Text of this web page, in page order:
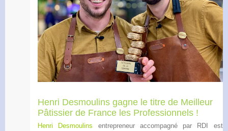
Henri Desmoulins gagne le titre de Meilleur
Pâtissier de France les Professionnels !
Henri Desmoulins entrepreneur accompagné par RDI est